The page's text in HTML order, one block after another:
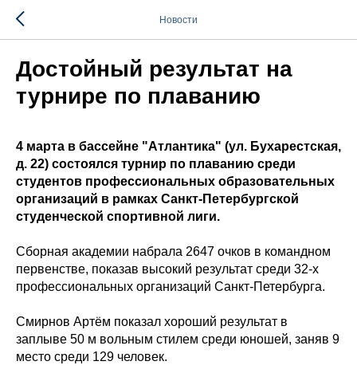
Новости
Достойный результат на
турнире по плаванию
4 марта в бассейне "Атлантика" (ул. Бухарестская,
д. 22) состоялся турнир по плаванию среди
студентов профессиональных образовательных
организаций в рамках Санкт-Петербургской
студенческой спортивной лиги.
Сборная академии набрала 2647 очков в командном
первенстве, показав высокий результат среди 32-х
профессиональных организаций Санкт-Петербурга.
Смирнов Артём показал хороший результат в
заплыве 50 м вольным стилем среди юношей, заняв 9
место среди 129 человек.